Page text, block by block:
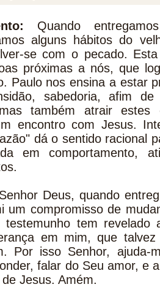
Quando
alguns hábitos do
se com o pecado.
próximas a nós, que
Paulo nos ensina a estar
sabedoria, afim
também atrair estes
encontro com Jesus.
dá o sentido racional
em comportamento,
Senhor Deus, quando
um compromisso de
testemunho tem
em mim, que
Por isso Senhor, ajuda-
falar do Seu amor, e
Jesus. Amém.